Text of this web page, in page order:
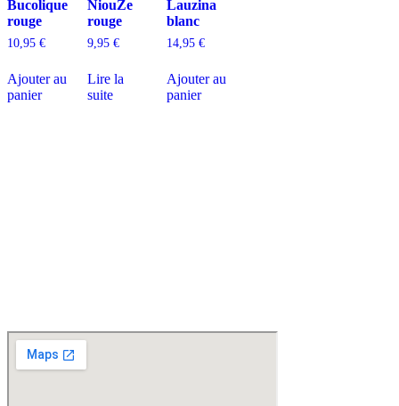
Bucolique
rouge
10,95 €
Ajouter au
panier
NiouZe
rouge
9,95 €
Lire la
suite
Lauzina
blanc
14,95€
Ajouter au
panier